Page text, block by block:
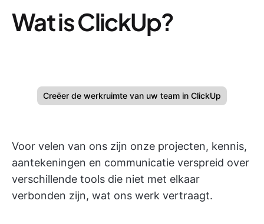
Wat is ClickUp?
Creëer de werkruimte van uw team in ClickUp
Voor velen van ons zijn onze projecten, kennis,
aantekeningen en communicatie verspreid over
verschillende tools die niet met elkaar
verbonden zijn, wat ons werk vertraagt.